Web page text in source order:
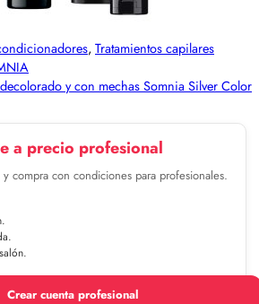
, Tratamientos capilares
y con mechas Somnia Silver Color
a precio profesional
compra con condiciones para profesionales.
Crear cuenta profesional